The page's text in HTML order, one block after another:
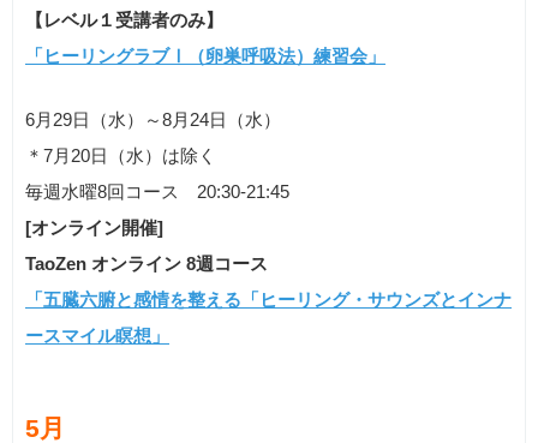
【レベル１受講者のみ】
「ヒーリングラブⅠ（卵巣呼吸法）練習会」
6月29日（水）～8月24日（水）
＊7月20日（水）は除く
毎週水曜8回コース 20:30-21:45
[オンライン開催]
TaoZen オンライン 8週コース
「五臓六腑と感情を整える「ヒーリング・サウンズとインナ
ースマイル瞑想」
5月